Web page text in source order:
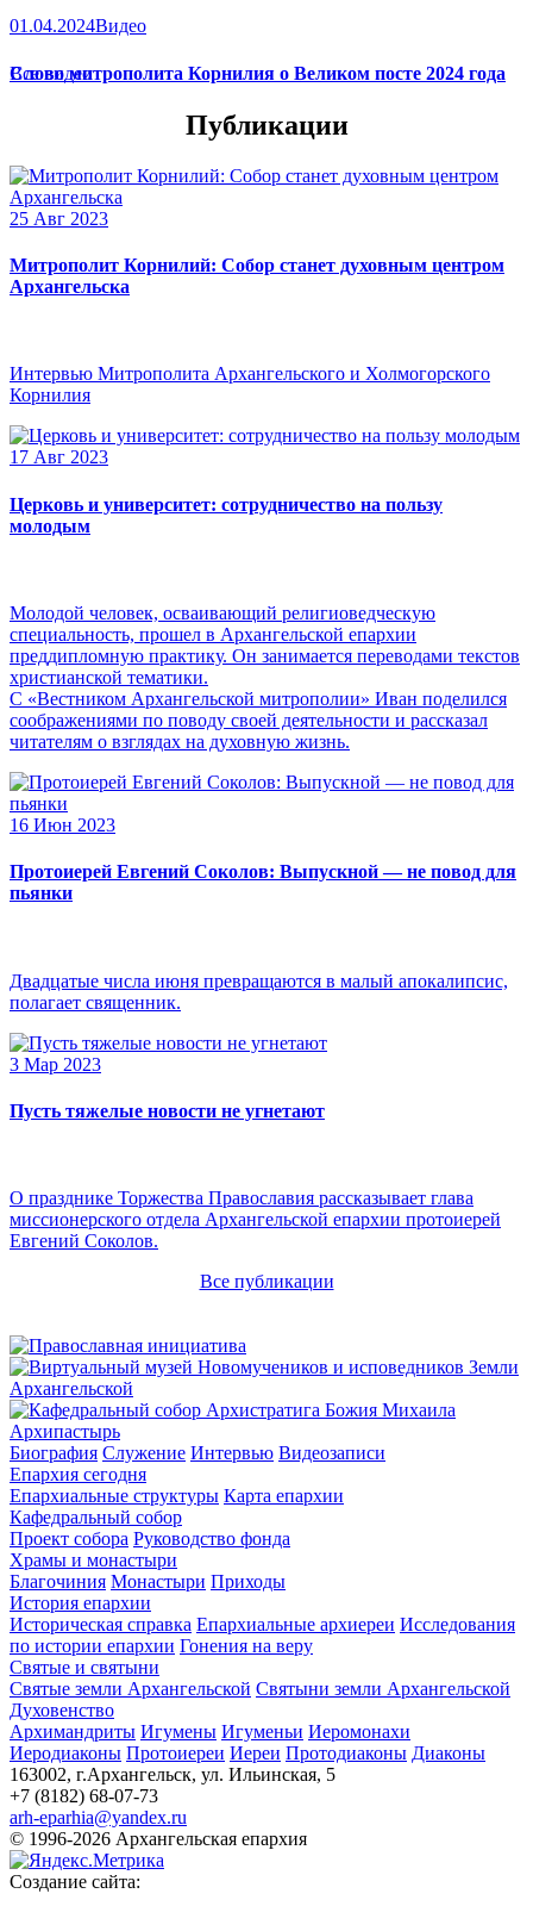
01.04.2024Видео
Слово митрополита Корнилия о Великом посте 2024 года
Все видео
Публикации
25 Авг 2023
Митрополит Корнилий: Собор станет духовным центром
Архангельска
Интервью Митрополита Архангельского и Холмогорского
Корнилия
17 Авг 2023
Церковь и университет: сотрудничество на пользу
молодым
Молодой человек, осваивающий религиоведческую
специальность, прошел в Архангельской епархии
преддипломную практику. Он занимается переводами текстов
христианской тематики.
С «Вестником Архангельской митрополии» Иван поделился
соображениями по поводу своей деятельности и рассказал
читателям о взглядах на духовную жизнь.
16 Июн 2023
Протоиерей Евгений Соколов: Выпускной — не повод для
пьянки
Двадцатые числа июня превращаются в малый апокалипсис,
полагает священник.
3 Мар 2023
Пусть тяжелые новости не угнетают
О празднике Торжества Православия рассказывает глава
миссионерского отдела Архангельской епархии протоиерей
Евгений Соколов.
Все публикации
Архипастырь
Биография Служение Интервью Видеозаписи
Епархия сегодня
Епархиальные структуры Карта епархии
Кафедральный собор
Проект собора Руководство фонда
Храмы и монастыри
Благочиния Монастыри Приходы
История епархии
Историческая справка Епархиальные архиереи Исследования
по истории епархии Гонения на веру
Святые и святыни
Святые земли Архангельской Святыни земли Архангельской
Духовенство
Архимандриты Игумены Игуменьи Иеромонахи
Иеродиаконы Протоиереи Иереи Протодиаконы Диаконы
163002, г.Архангельск, ул. Ильинская, 5
+7 (8182) 68-07-73
arh-eparhia@yandex.ru
© 1996-2026 Архангельская епархия
Создание сайта: